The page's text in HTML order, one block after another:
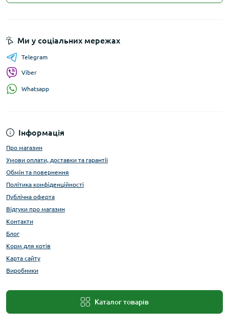
Інформація
Про магазин
Умови оплати, доставки та гарантії
Обмін та повернення
Політика конфіденційності
Публічна оферта
Відгуки про магазин
Контакти
Блог
Корм для котів
Карта сайту
Виробники
Каталог товарів
Ми у соціальних мережах
Telegram
Viber
Whatsapp